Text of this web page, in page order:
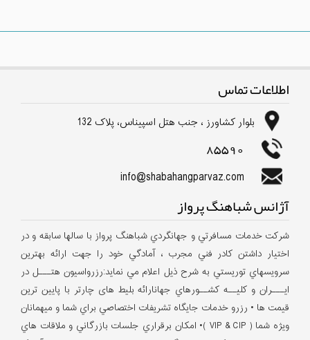
اطلاعات تماس
بلوار كشاورز ، جنب هتل اسپیناس، پلاک 132
85590
info@shabahangparvaz.com
آژانس شباهنگ پرواز
شركت خدمات مسافرتي و جهانگردي شباهنگ پرواز با سالها سابقه و در
اختيار داشتن كادر فني مجرب ، آمادگي خود را جهت ارائه بهترين
سرويسهاي توريستي به شرح ذيل اعلام مي نمايد:رزرواسيون هتـــل در
ايـــران و كليــه كشــورهاي جهانارائه بلیط های چارتر با پایین ترین
قیمت ها • رزرو خدمات جايگاه تشريفات اختصاصي براي شما و ميهمانان
ويژه شما ( VIP & CIP )• امكان برقراري جلسات بازرگاني و ملاقات هاي